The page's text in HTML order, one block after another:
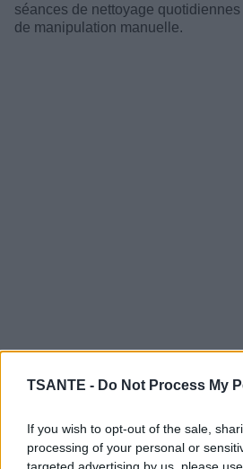
TSANTE - Do Not Process My
If you wish to opt-out of the sale,
processing of your personal or
séances de nettoyage
de manipulation manuelle.